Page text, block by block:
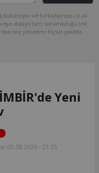
bulunuyor ve turkishpress.co.uk
dolaylı tüm sorumluluğu tek
site yönetimi hiçbir şekilde
Yeni
03.08.2026 - 21:15